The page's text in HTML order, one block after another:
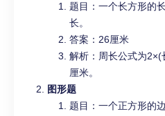
题目：一个长方形的
长。
答案：26厘米
解析：周长公式为
厘米。
图形题
题目：一个正方形的